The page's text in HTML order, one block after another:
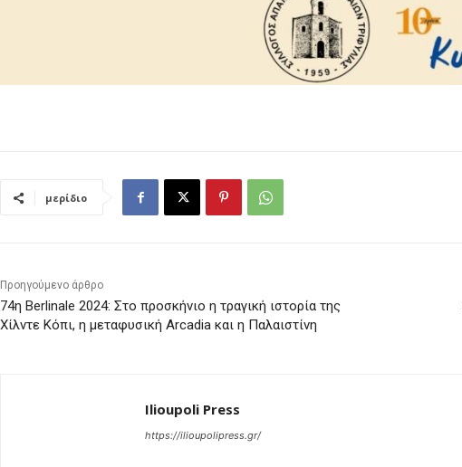
μερίδιο
Προηγούμενο άρθρο
74η Berlinale 2024: Στο προσκήνιο η τραγική ιστορία της
Χίλντε Κόπι, η μεταφυσική Arcadia και η Παλαιστίνη
Ilioupoli Press
https://ilioupolipress.gr/